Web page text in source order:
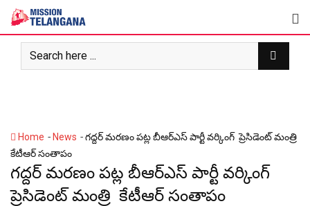
Skip
content
Home - News -గద్దర్ మరణం పట్ల బీఆర్ఎస్ పార్టీ వర్కింగ్ ప్రెసిడెంట్ మంత్రి
కేటీఆర్ సంతాపం
గద్దర్ మరణం పట్ల బీఆర్ఎస్ పార్టీ వర్కింగ్
ప్రెసిడెంట్ మంత్రి కేటీఆర్ సంతాపం